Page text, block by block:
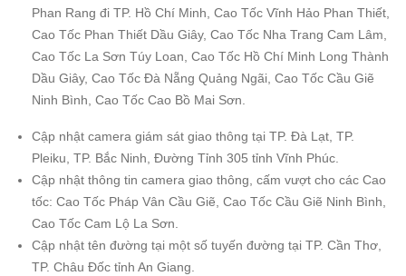
Phan Rang đi TP. Hồ Chí Minh, Cao Tốc Vĩnh Hảo Phan Thiết,
Cao Tốc Phan Thiết Dầu Giây, Cao Tốc Nha Trang Cam Lâm,
Cao Tốc La Sơn Túy Loan, Cao Tốc Hồ Chí Minh Long Thành
Dầu Giây, Cao Tốc Đà Nẵng Quảng Ngãi, Cao Tốc Cầu Giẽ
Ninh Bình, Cao Tốc Cao Bồ Mai Sơn.
Cập nhật camera giám sát giao thông tại TP. Đà Lạt, TP.
Pleiku, TP. Bắc Ninh, Đường Tỉnh 305 tỉnh Vĩnh Phúc.
Cập nhật thông tin camera giao thông, cấm vượt cho các Cao
tốc: Cao Tốc Pháp Vân Cầu Giẽ, Cao Tốc Cầu Giẽ Ninh Bình,
Cao Tốc Cam Lộ La Sơn.
Cập nhật tên đường tại một số tuyến đường tại TP. Cần Thơ,
TP. Châu Đốc tỉnh An Giang.